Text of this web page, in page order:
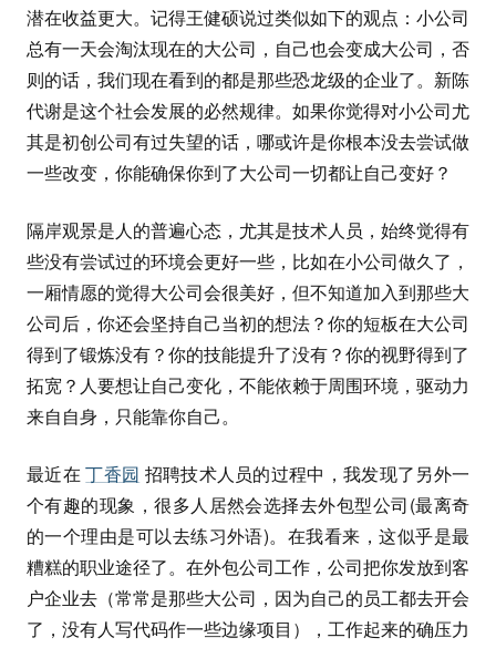
潜在收益更大。记得王健硕说过类似如下的观点：小公司
总有一天会淘汰现在的大公司，自己也会变成大公司，否
则的话，我们现在看到的都是那些恐龙级的企业了。新陈
代谢是这个社会发展的必然规律。如果你觉得对小公司尤
其是初创公司有过失望的话，哪或许是你根本没去尝试做
一些改变，你能确保你到了大公司一切都让自己变好？
隔岸观景是人的普遍心态，尤其是技术人员，始终觉得有
些没有尝试过的环境会更好一些，比如在小公司做久了，
一厢情愿的觉得大公司会很美好，但不知道加入到那些大
公司后，你还会坚持自己当初的想法？你的短板在大公司
得到了锻炼没有？你的技能提升了没有？你的视野得到了
拓宽？人要想让自己变化，不能依赖于周围环境，驱动力
来自自身，只能靠你自己。
最近在丁香园 招聘技术人员的过程中，我发现了另外一
个有趣的现象，很多人居然会选择去外包型公司(最离奇
的一个理由是可以去练习外语)。在我看来，这似乎是最
糟糕的职业途径了。在外包公司工作，公司把你发放到客
户企业去（常常是那些大公司，因为自己的员工都去开会
了，没有人写代码作一些边缘项目），工作起来的确压力